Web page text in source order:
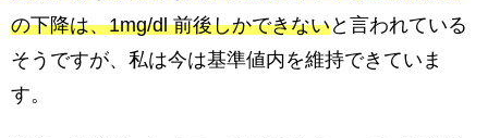
の下降は、1mg/dl 前後しかできないと言われている
そうですが、私は今は基準値内を維持できていま
す。